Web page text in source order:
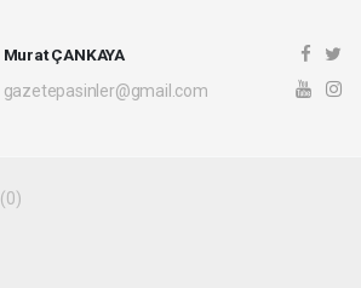
Murat ÇANKAYA
gazetepasinler@gmail.com
(0)